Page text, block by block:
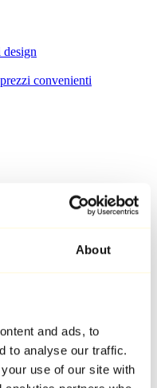
About
and ads, to
to analyse our traffic.
use of our site with
convenienti